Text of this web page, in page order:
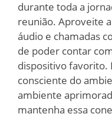
durante toda a
reunião. Aproveite
áudio e chamadas
de poder contar
dispositivo favorito.
consciente do
ambiente
mantenha essa